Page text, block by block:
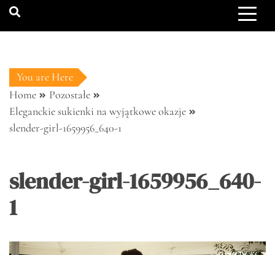
You are Here
Home
Pozostałe
Eleganckie sukienki na wyjątkowe okazje
slender-girl-1659956_640-1
slender-girl-1659956_640-
1